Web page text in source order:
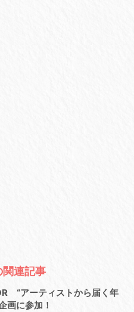
関連記事
“アーティストから届く年
画に参加！